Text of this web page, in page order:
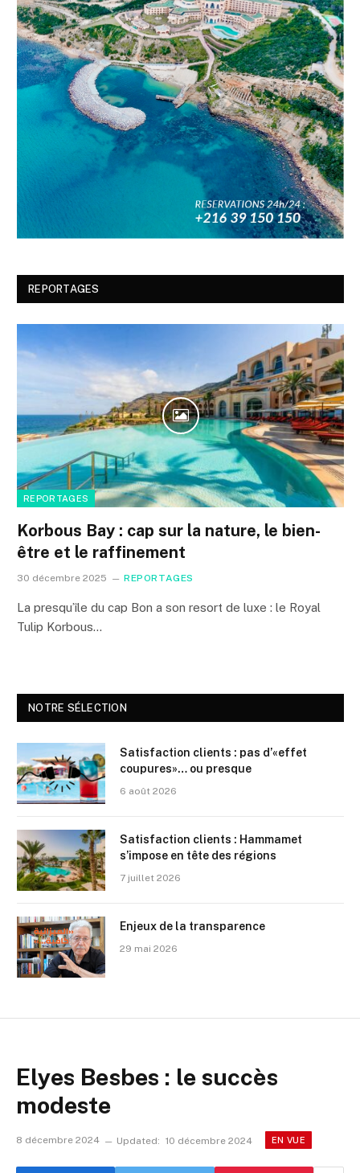
REPORTAGES
REPORTAGES
Korbous Bay : cap sur la nature, le bien-
être et le raffinement
30 décembre 2025 REPORTAGES
La presqu’île du cap Bon a son resort de luxe : le Royal
Tulip Korbous…
NOTRE SÉLECTION
Satisfaction clients : pas d’«effet
coupures»… ou presque
6 août 2026
Satisfaction clients : Hammamet
s’impose en tête des régions
7 juillet 2026
Enjeux de la transparence
29 mai 2026
Elyes Besbes : le succès
modeste
8 décembre 2024 Updated: 10 décembre 2024 EN VUE